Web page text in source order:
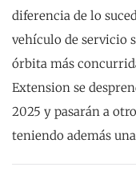
diferencia de lo
vehículo de servicio
órbita más
Extension se
2025 y pasarán a
teniendo además